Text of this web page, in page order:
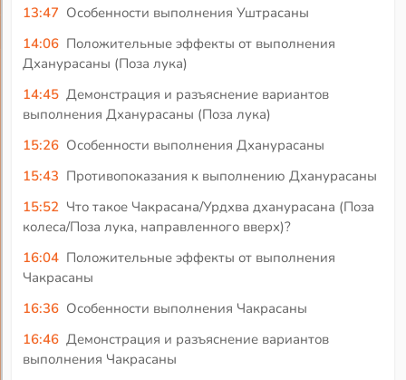
13:47 Особенности выполнения Уштрасаны
14:06 Положительные эффекты от выполнения
Дханурасаны (Поза лука)
14:45 Демонстрация и разъяснение вариантов
выполнения Дханурасаны (Поза лука)
15:26 Особенности выполнения Дханурасаны
15:43 Противопоказания к выполнению Дханурасаны
15:52 Что такое Чакрасана/Урдхва дханурасана (Поза
колеса/Поза лука, направленного вверх)?
16:04 Положительные эффекты от выполнения
Чакрасаны
16:36 Особенности выполнения Чакрасаны
16:46 Демонстрация и разъяснение вариантов
выполнения Чакрасаны